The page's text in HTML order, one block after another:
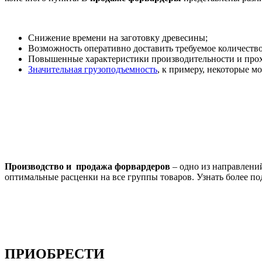
Снижение времени на заготовку древесины;
Возможность оперативно доставить требуемое
Повышенные характеристики производительности и
Значительная грузоподъемность, к примеру, некоторые
Производство и продажа форвардеров – одно из
оптимальные расценки на все группы товаров. Узнать более
ПРИОБРЕСТИ